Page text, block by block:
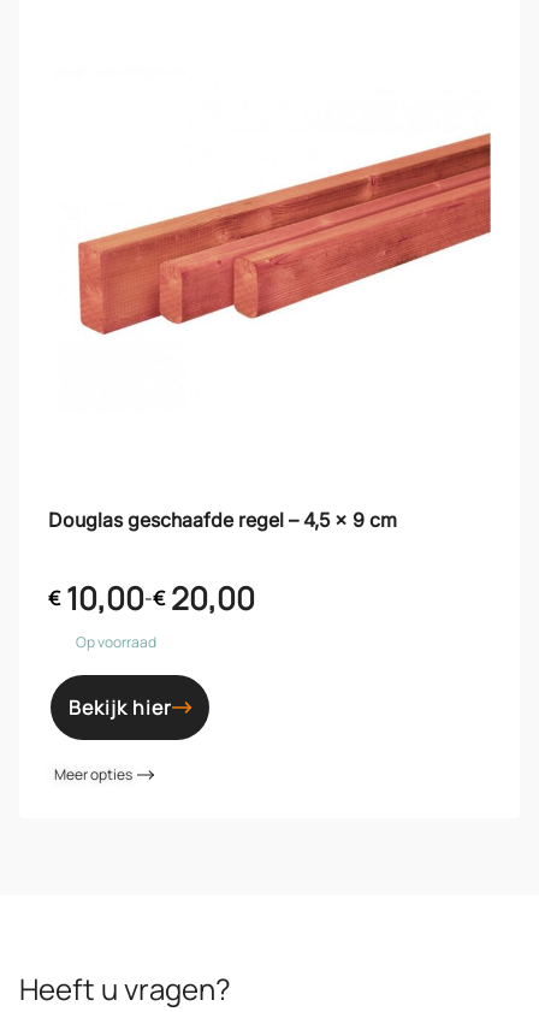
Douglas geschaafde regel – 4,5 x 9 cm
€10,00-€20,00
Op voorraad
Bekijk hier
Meer opties
Heeft u vragen?